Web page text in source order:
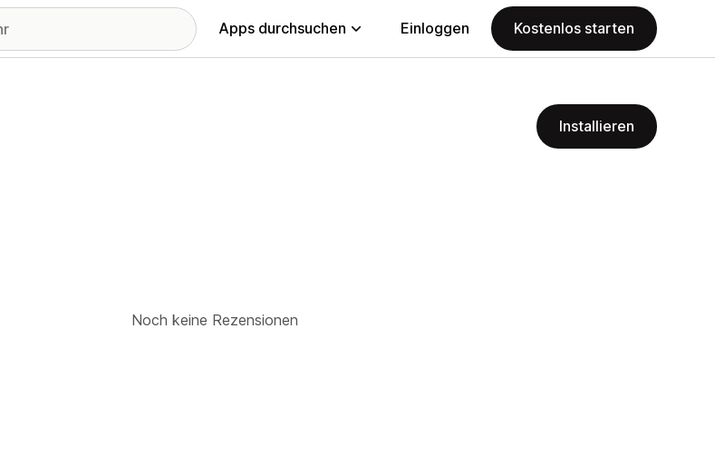
Apps durchsuchen Einloggen Kostenlos starten
Installieren
Noch keine Rezensionen